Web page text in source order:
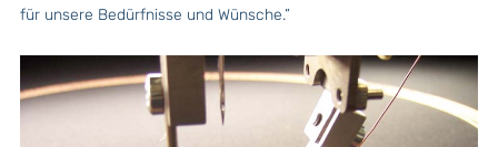
für unsere Bedürfnisse und Wünsche.”